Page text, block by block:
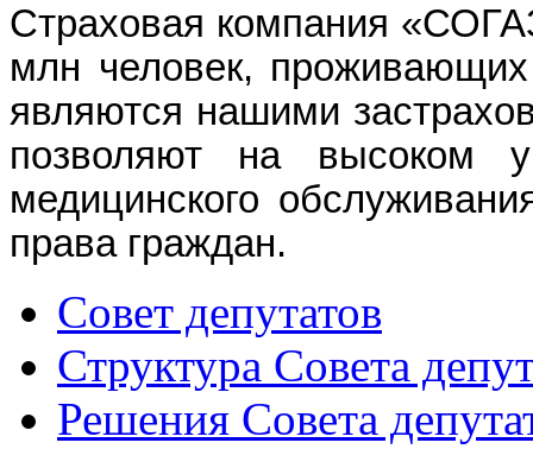
Страховая компания
млн человек,
являются нашими
позволяют на высоком
медицинского
права граждан.
Совет депутатов
Структура Совета
Решения Совета